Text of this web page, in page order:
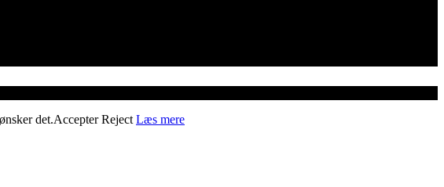
det.Accepter Reject Læs mere